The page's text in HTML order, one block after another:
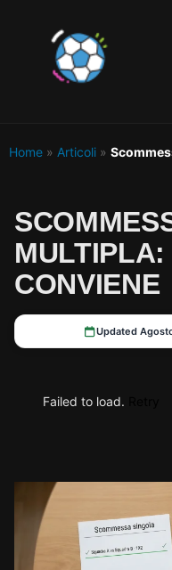
Home» Articoli»
MULTIPLA:
CONVIENE
Updated
Failed to load.